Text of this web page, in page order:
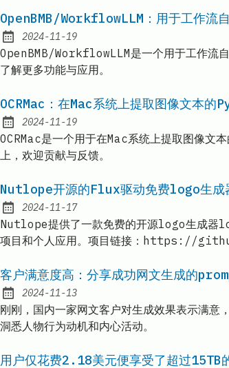
OpenBMB/WorkflowLLM：用于工作流
Published:
2024-11-19
OpenBMB/WorkflowLLM是一个用于工作流
了解更多功能与应用。
OCRMac：在Mac系统上提取图像文本的
Published:
2024-11-19
OCRMac是一个用于在Mac系统上提取图像
上，欢迎贡献与反馈。
Nutlope开源的Flux驱动免费logo生
Published:
2024-11-17
Nutlope提供了一款免费的开源logo生成器
项目和个人应用。项目链接：https://
客户满意度高：分享成功网文生成的
Published:
2024-11-13
刚刚，国内一家网文客户对生成效果表示满
洞悉人物行为动机和内心活动。
用户仅花费2.18美元便享受了超过15TB